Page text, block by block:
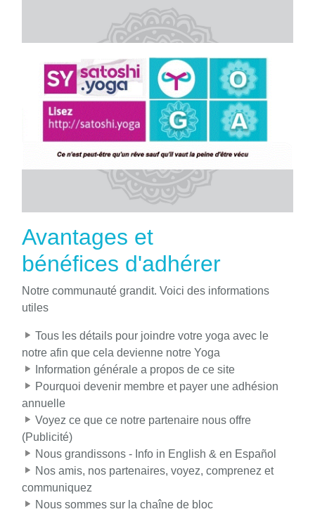
Avantages et
bénéfices d'adhérer
Notre communauté grandit. Voici des informations
utiles
Tous les détails pour joindre votre yoga avec le
notre afin que cela devienne notre Yoga
Information générale a propos de ce site
Pourquoi devenir membre et payer une adhésion
annuelle
Voyez ce que ce notre partenaire nous offre
(Publicité)
Nous grandissons - Info in English & en Español
Nos amis, nos partenaires, voyez, comprenez et
communiquez
Nous sommes sur la chaîne de bloc